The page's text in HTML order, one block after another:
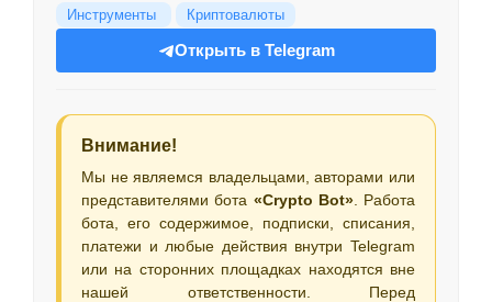
Инструменты Криптовалюты
Открыть в Telegram
Внимание!
Мы не являемся владельцами, авторами или
представителями бота «Crypto Bot». Работа
бота, его содержимое, подписки, списания,
платежи и любые действия внутри Telegram
или на сторонних площадках находятся вне
нашей ответственности. Перед